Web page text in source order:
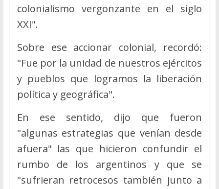
colonialismo vergonzante en el siglo
XXI".
Sobre ese accionar colonial, recordó:
"Fue por la unidad de nuestros ejércitos
y pueblos que logramos la liberación
política y geográfica".
En ese sentido, dijo que fueron
"algunas estrategias que venían desde
afuera" las que hicieron confundir el
rumbo de los argentinos y que se
"sufrieran retrocesos también junto a